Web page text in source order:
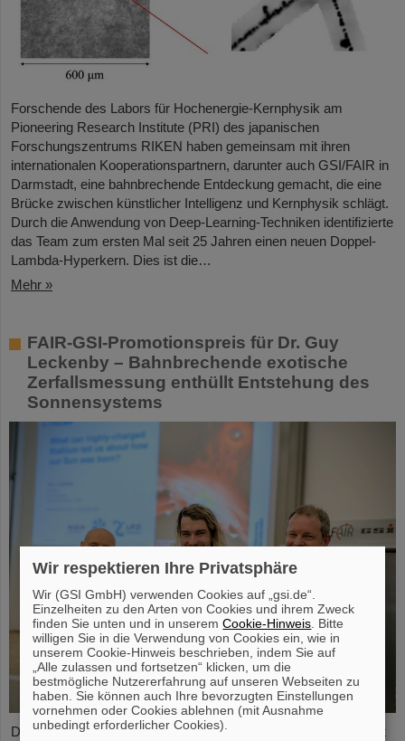
Forschende des Labors für Hochenergie-Kernphysik am
Pioneering Research Institute (PRI) des japanischen
Forschungszentrums RIKEN haben gemeinsam mit ihren
internationalen Kooperationspartnern, darunter auch GSI/FAIR in
Darmstadt, eine bahnbrechende Entdeckung gemacht, die eine
Brücke zwischen künstlicher Intelligenz und Kernphysik schlägt.
Durch die Anwendung von Deep-Learning-Techniken identifizierte
das Team zum ersten Mal seit 25 Jahren einen neuen Doppel-
Lambda-Hyperkern. Dies ist die…
Mehr »
FAIR-GSI-Promotionspreis für Dr. Guy
Leckenby – Bahnbrechende exotische
Zerfallsmessung enthüllt Entstehung des
Sonnensystems
Dr. Guy Leckenby ist für seine herausragende Promotionsarbeit
Wir respektieren Ihre Privatsphäre
Wir (GSI GmbH) verwenden Cookies auf „gsi.de“.
Einzelheiten zu den Arten von Cookies und ihrem Zweck
finden Sie unten und in unseremCookie-Hinweis . Bitte
willigen Sie in die Verwendung von Cookies ein, wie in
unserem Cookie-Hinweis beschrieben, indem Sie auf
„Alle zulassen und fortsetzen“ klicken, um die
bestmögliche Nutzererfahrung auf unseren Webseiten zu
haben. Sie können auch Ihre bevorzugten Einstellungen
vornehmen oder Cookies ablehnen (mit Ausnahme
unbedingt erforderlicher Cookies).